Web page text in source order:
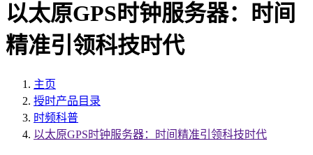
以太原GPS时钟服务器：时间
精准引领科技时代
主页
授时产品目录
时频科普
以太原GPS时钟服务器：时间精准引领科技时代